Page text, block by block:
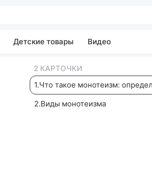
Детские товары Видео
2 КАРТОЧКИ
1.Что такое монотеизм:
2.Виды монотеизма